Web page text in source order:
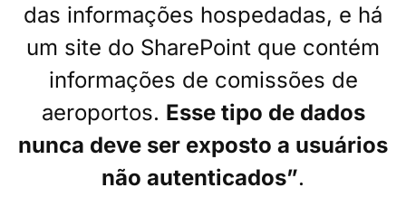
das informações hospedadas, e há
um site do SharePoint que contém
informações de comissões de
aeroportos. Esse tipo de dados
nunca deve ser exposto a usuários
não autenticados”.